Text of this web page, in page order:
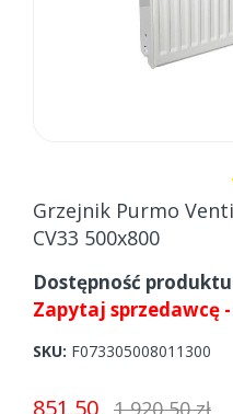
Skip
to
beginning
of
the
images
Grzejnik Purmo
CV33 500x800
Dostępność produktu
Zapytaj sprzedawcę
SKU F073305008011300
851,50 1 920,50 zł